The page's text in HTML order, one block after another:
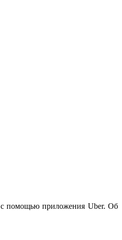
с помощью приложения Uber. Об